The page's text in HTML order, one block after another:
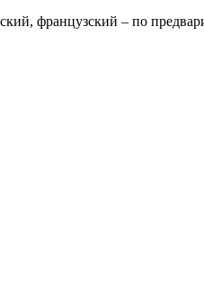
французский – по